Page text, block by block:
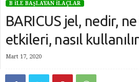
B İLE BAŞLAYAN İLAÇLAR
BARICUS jel, nedir,
etkileri, nasıl kullanılır
Mart 17, 2020